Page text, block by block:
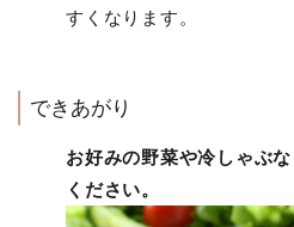
すくなります。
できあがり
お好みの野菜や冷しゃぶ
ください。